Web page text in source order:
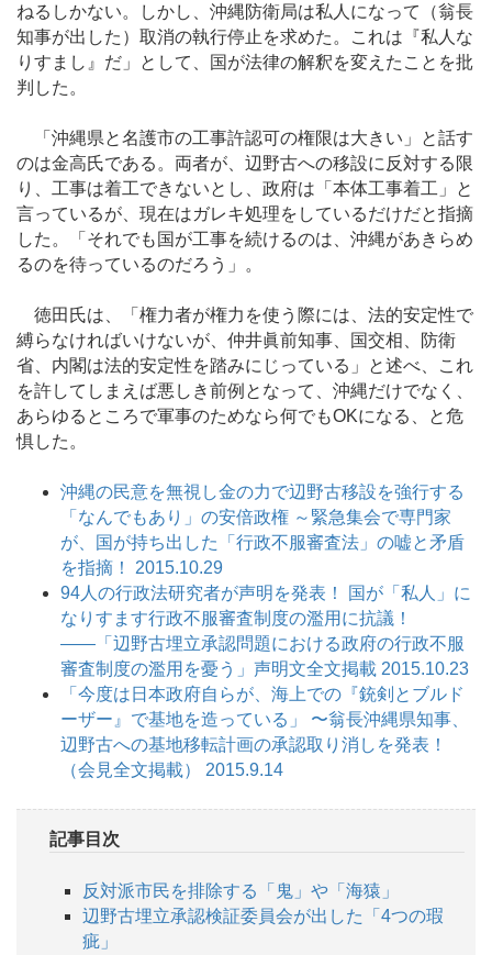
ねるしかない。しかし、沖縄防衛局は私人になって（翁長
知事が出した）取消の執行停止を求めた。これは『私人な
りすまし』だ」として、国が法律の解釈を変えたことを批
判した。
「沖縄県と名護市の工事許認可の権限は大きい」と話す
のは金高氏である。両者が、辺野古への移設に反対する限
り、工事は着工できないとし、政府は「本体工事着工」と
言っているが、現在はガレキ処理をしているだけだと指摘
した。「それでも国が工事を続けるのは、沖縄があきらめ
るのを待っているのだろう」。
徳田氏は、「権力者が権力を使う際には、法的安定性で
縛らなければいけないが、仲井眞前知事、国交相、防衛
省、内閣は法的安定性を踏みにじっている」と述べ、これ
を許してしまえば悪しき前例となって、沖縄だけでなく、
あらゆるところで軍事のためなら何でもOKになる、と危
惧した。
沖縄の民意を無視し金の力で辺野古移設を強行する
「なんでもあり」の安倍政権 ～緊急集会で専門家
が、国が持ち出した「行政不服審査法」の嘘と矛盾
を指摘！ 2015.10.29
94人の行政法研究者が声明を発表！ 国が「私人」に
なりすます行政不服審査制度の濫用に抗議！
――「辺野古埋立承認問題における政府の行政不服
審査制度の濫用を憂う」声明文全文掲載 2015.10.23
「今度は日本政府自らが、海上での『銃剣とブルド
ーザー』で基地を造っている」 〜翁長沖縄県知事、
辺野古への基地移転計画の承認取り消しを発表！
（会見全文掲載） 2015.9.14
記事目次
反対派市民を排除する「鬼」や「海猿」
辺野古埋立承認検証委員会が出した「4つの瑕
疵」